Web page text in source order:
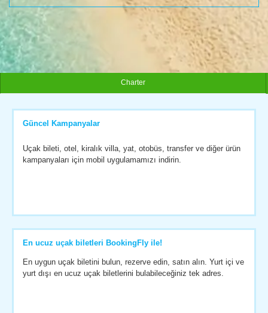
Charter
Güncel Kampanyalar
Uçak bileti, otel, kiralık villa, yat, otobüs, transfer ve diğer ürün
kampanyaları için mobil uygulamamızı indirin.
En ucuz uçak biletleri BookingFly ile!
En uygun uçak biletini bulun, rezerve edin, satın alın. Yurt içi ve
yurt dışı en ucuz uçak biletlerini bulabileceğiniz tek adres.